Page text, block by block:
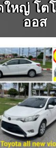
ใหญ่ โต
ออส